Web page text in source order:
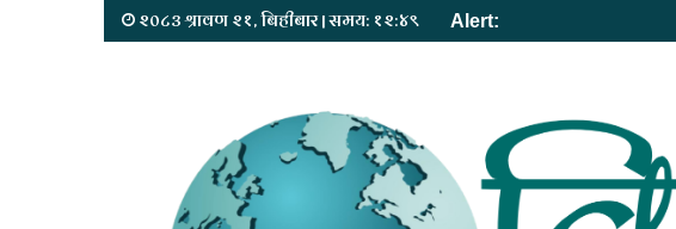
२०८३ श्रावण २१, बिहीबार | समय: १२:४९ Alert: